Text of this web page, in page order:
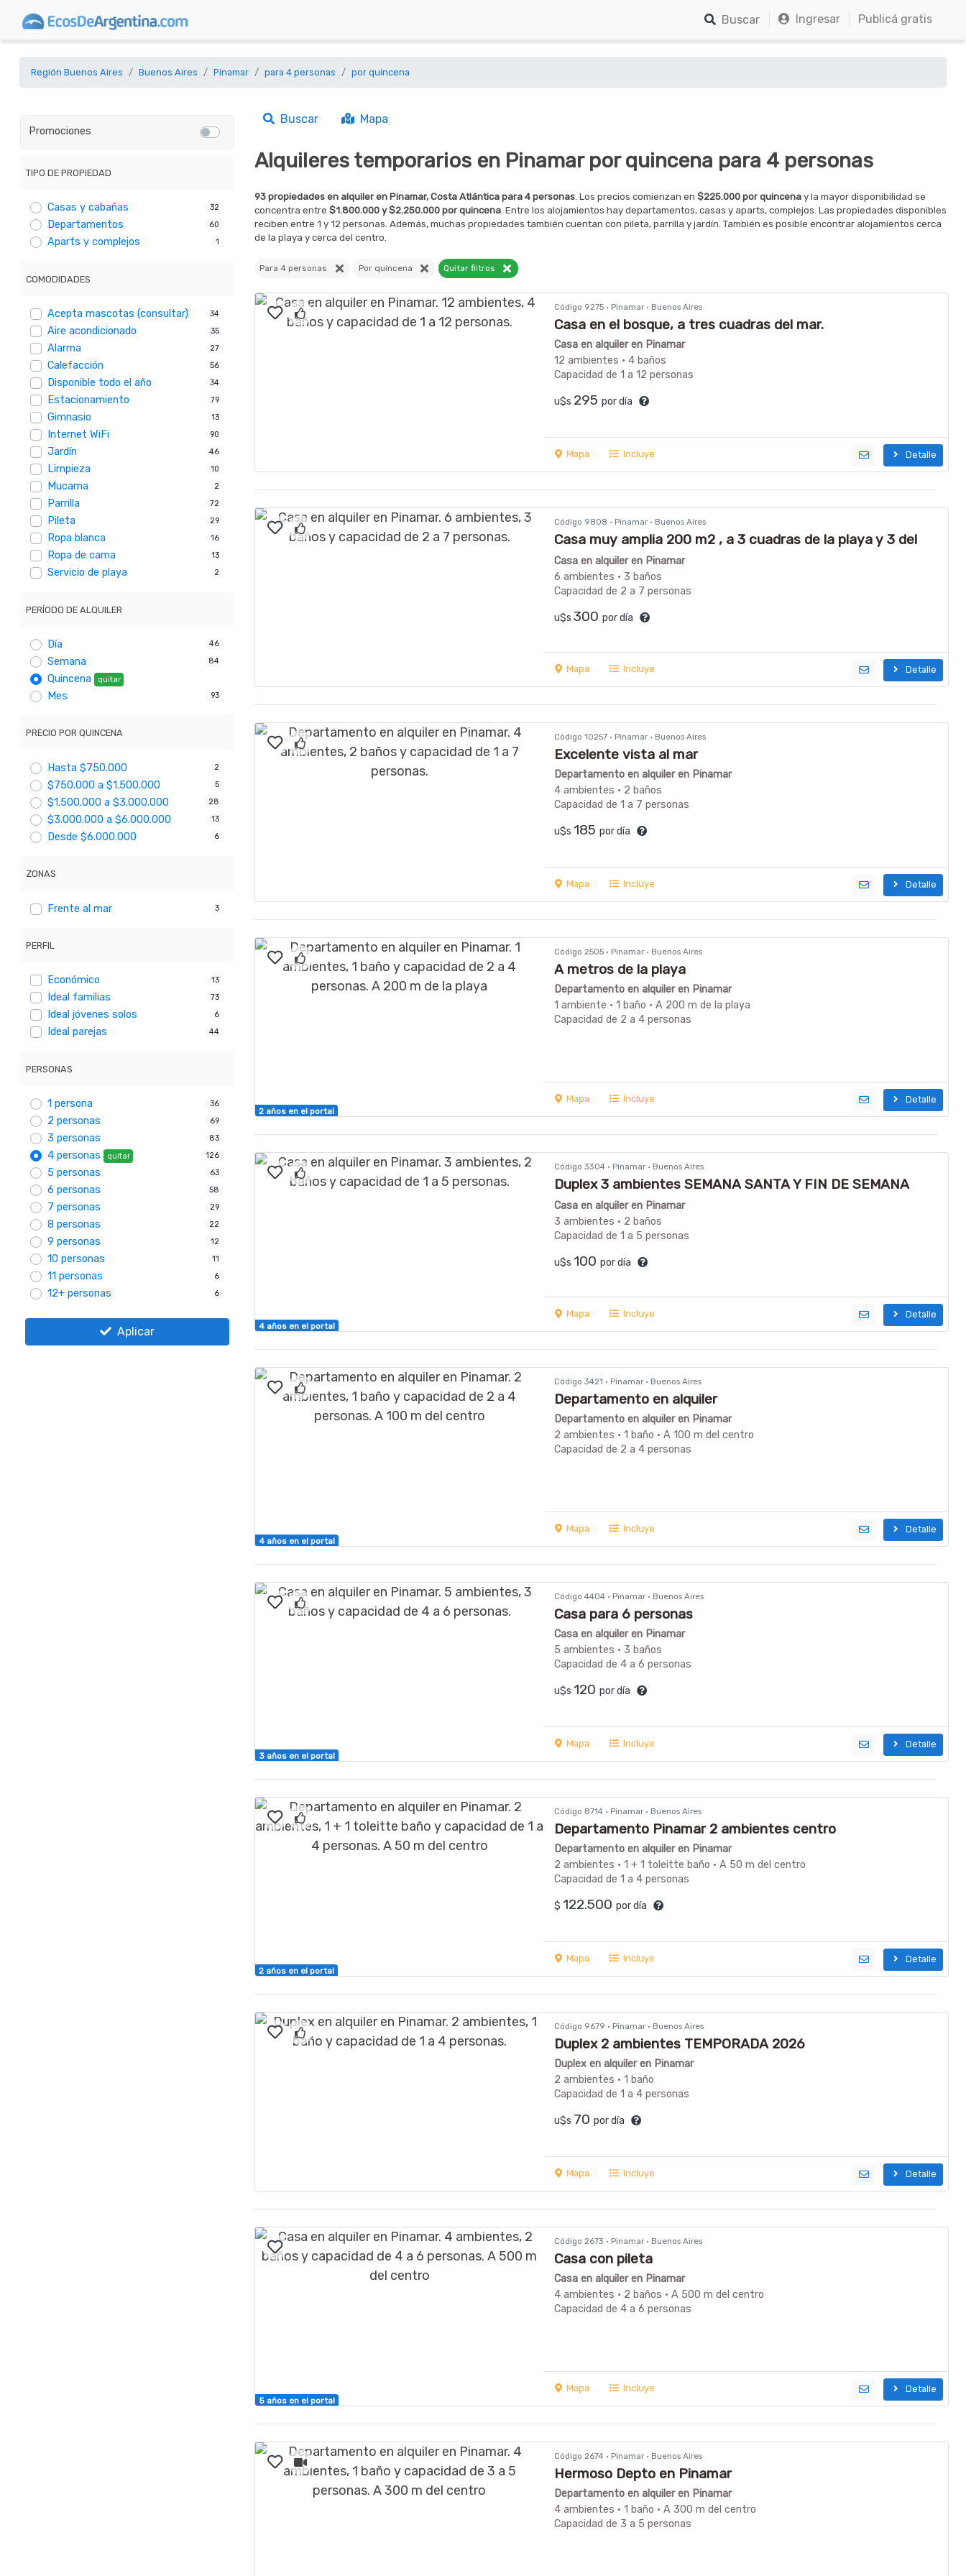
Buscar Ingresar Publicá gratis
Región Buenos Aires Buenos Aires Pinamar para 4 personas por quincena
Promociones
TIPO DE PROPIEDAD
Casas y cabañas 32
Departamentos 60
Aparts y complejos 1
COMODIDADES
Acepta mascotas (consultar) 34
Aire acondicionado 35
Alarma 27
Calefacción 56
Disponible todo el año 34
Estacionamiento 79
Gimnasio 13
Internet WiFi 90
Jardín 46
Limpieza 10
Mucama 2
Parrilla 72
Pileta 29
Ropa blanca 16
Ropa de cama 13
Servicio de playa 2
PERÍODO DE ALQUILER
Día 46
Semana 84
Quincena quitar
Mes 93
PRECIO POR QUINCENA
Hasta $750.000 2
$750.000 a $1.500.000 5
$1.500.000 a $3.000.000 28
$3.000.000 a $6.000.000 13
Desde $6.000.000 6
ZONAS
Frente al mar 3
PERFIL
Económico 13
Ideal familias 73
Ideal jóvenes solos 6
Ideal parejas 44
PERSONAS
1 persona 36
2 personas 69
3 personas 83
4 personas quitar 126
5 personas 63
6 personas 58
7 personas 29
8 personas 22
9 personas 12
10 personas 11
11 personas 6
12+ personas 6
Aplicar
Buscar Mapa
Alquileres temporarios en Pinamar por quincena para 4 personas
93 propiedades en alquiler en Pinamar, Costa Atlántica para 4 personas. Los precios comienzan en $225.000 por quincena y la mayor disponibilidad se
concentra entre $1.800.000 y $2.250.000 por quincena. Entre los alojamientos hay departamentos, casas y aparts, complejos. Las propiedades disponibles
reciben entre 1 y 12 personas. Además, muchas propiedades también cuentan con pileta, parrilla y jardín. También es posible encontrar alojamientos cerca
de la playa y cerca del centro.
Para 4 personas Por quincena Quitar filtros
Código 9275 · Pinamar · Buenos Aires
Casa en el bosque, a tres cuadras del mar.
Casa en alquiler en Pinamar
12 ambientes · 4 baños
Capacidad de 1 a 12 personas
u$s 295 por día
Mapa Incluye Detalle
Código 9808 · Pinamar · Buenos Aires
Casa muy amplia 200 m2 , a 3 cuadras de la playa y 3 del
centro, Libertador y Sirena
Casa en alquiler en Pinamar
6 ambientes · 3 baños
Capacidad de 2 a 7 personas
u$s 300 por día
Mapa Incluye Detalle
Código 10257 · Pinamar · Buenos Aires
Excelente vista al mar
Departamento en alquiler en Pinamar
4 ambientes · 2 baños
Capacidad de 1 a 7 personas
u$s 185 por día
Mapa Incluye Detalle
2 años en el portal
Código 2505 · Pinamar · Buenos Aires
A metros de la playa
Departamento en alquiler en Pinamar
1 ambiente · 1 baño · A 200 m de la playa
Capacidad de 2 a 4 personas
Mapa Incluye Detalle
4 años en el portal
Código 3304 · Pinamar · Buenos Aires
Duplex 3 ambientes SEMANA SANTA Y FIN DE SEMANA
LARGOS
Casa en alquiler en Pinamar
3 ambientes · 2 baños
Capacidad de 1 a 5 personas
u$s 100 por día
Mapa Incluye Detalle
4 años en el portal
Código 3421 · Pinamar · Buenos Aires
Departamento en alquiler
Departamento en alquiler en Pinamar
2 ambientes · 1 baño · A 100 m del centro
Capacidad de 2 a 4 personas
Mapa Incluye Detalle
3 años en el portal
Código 4404 · Pinamar · Buenos Aires
Casa para 6 personas
Casa en alquiler en Pinamar
5 ambientes · 3 baños
Capacidad de 4 a 6 personas
u$s 120 por día
Mapa Incluye Detalle
2 años en el portal
Código 8714 · Pinamar · Buenos Aires
Departamento Pinamar 2 ambientes centro
Departamento en alquiler en Pinamar
2 ambientes · 1 + 1 toleitte baño · A 50 m del centro
Capacidad de 1 a 4 personas
$ 122.500 por día
Mapa Incluye Detalle
Código 9679 · Pinamar · Buenos Aires
Duplex 2 ambientes TEMPORADA 2026
Duplex en alquiler en Pinamar
2 ambientes · 1 baño
Capacidad de 1 a 4 personas
u$s 70 por día
Mapa Incluye Detalle
5 años en el portal
Código 2673 · Pinamar · Buenos Aires
Casa con pileta
Casa en alquiler en Pinamar
4 ambientes · 2 baños · A 500 m del centro
Capacidad de 4 a 6 personas
Mapa Incluye Detalle
Código 2674 · Pinamar · Buenos Aires
Hermoso Depto en Pinamar
Departamento en alquiler en Pinamar
4 ambientes · 1 baño · A 300 m del centro
Capacidad de 3 a 5 personas